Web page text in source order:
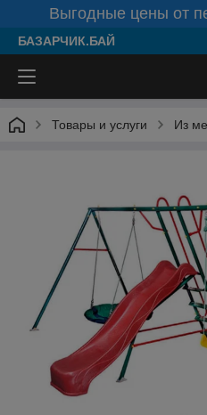
Выгодные цены от
БАЗАРЧИК.БАЙ
Товары и услуги Из